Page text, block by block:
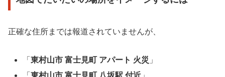
正確な住所までは報道されていませんが、
「東村山市 富士見町 アパート 火災 」